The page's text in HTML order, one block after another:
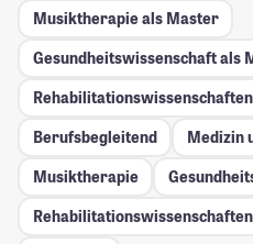
Musiktherapie als Master
Gesundheitswissenschaft als
Berufsbegleitend
Medizin
Musiktherapie
Rehabilitationswissenschaften